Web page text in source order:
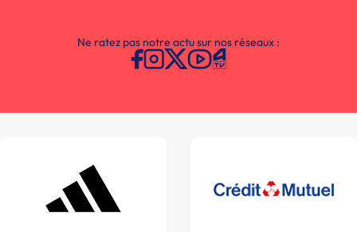
Ne ratez pas notre actu sur nos réseaux :